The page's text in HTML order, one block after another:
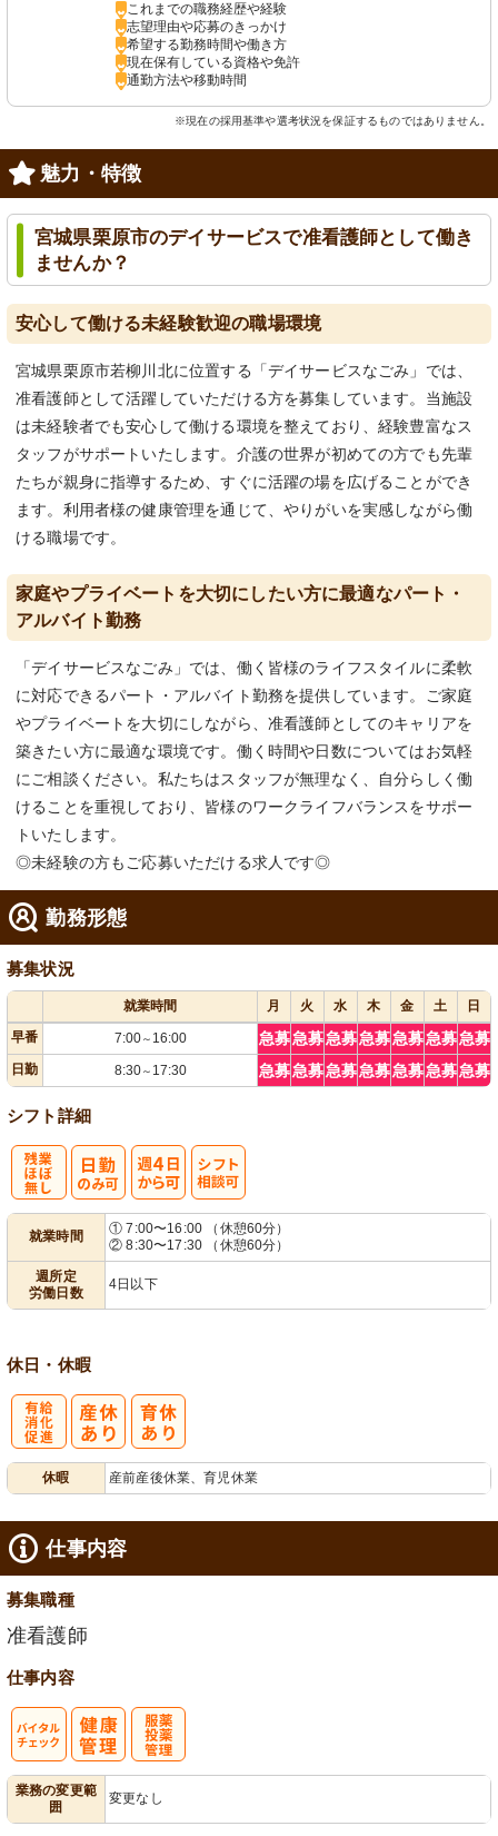
これまでの職務経歴や経験
志望理由や応募のきっかけ
希望する勤務時間や働き方
現在保有している資格や免許
通勤方法や移動時間
※現在の採用基準や選考状況を保証するものではありません。
魅力・特徴
宮城県栗原市のデイサービスで准看護師として働き
ませんか？
安心して働ける未経験歓迎の職場環境
宮城県栗原市若柳川北に位置する「デイサービスなごみ」では、
准看護師として活躍していただける方を募集しています。当施設
は未経験者でも安心して働ける環境を整えており、経験豊富なス
タッフがサポートいたします。介護の世界が初めての方でも先輩
たちが親身に指導するため、すぐに活躍の場を広げることができ
ます。利用者様の健康管理を通じて、やりがいを実感しながら働
ける職場です。
家庭やプライベートを大切にしたい方に最適なパート・
アルバイト勤務
「デイサービスなごみ」では、働く皆様のライフスタイルに柔軟
に対応できるパート・アルバイト勤務を提供しています。ご家庭
やプライベートを大切にしながら、准看護師としてのキャリアを
築きたい方に最適な環境です。働く時間や日数についてはお気軽
にご相談ください。私たちはスタッフが無理なく、自分らしく働
けることを重視しており、皆様のワークライフバランスをサポー
トいたします。
◎未経験の方もご応募いただける求人です◎
勤務形態
募集状況
就業時間 月 火 水 木 金 土
日
早番
7:00～ 16:00 急募急募急募急募急募急募急募
日勤 8:30～ 17:30 急募急募急募急募急募急募急募
シフト詳細
就業時間
① 7:00〜16:00 （休憩60分）
② 8:30〜17:30 （休憩60分）
週所定
労働日数
4日以下
休日・休暇
休暇 産前産後休業、育児休業
仕事内容
募集職種
准看護師
仕事内容
業務の変更範
囲
変更なし